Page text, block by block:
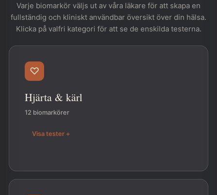
Varje biomarkör väljs ut av våra läkare för att skapa en
fullständig och kliniskt användbar översikt över din hälsa.
Klicka på valfri kategori för att se de enskilda testerna.
♡
Hjärta & kärl
12 biomarkörer
Visa tester +